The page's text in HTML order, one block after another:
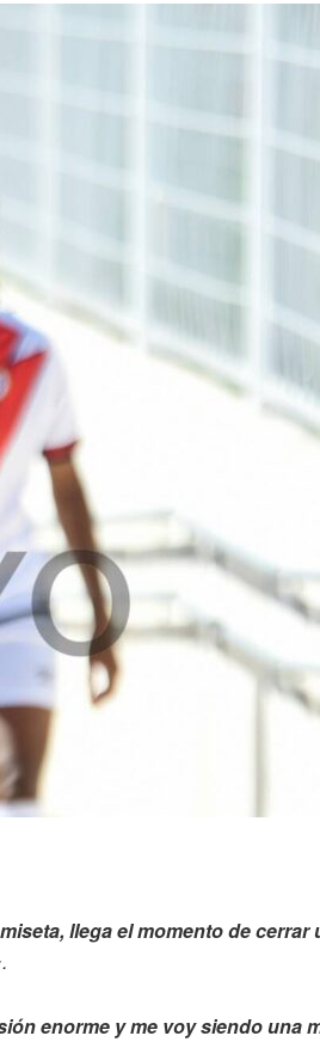
llega el momento de cerrar
enorme y me voy siendo una